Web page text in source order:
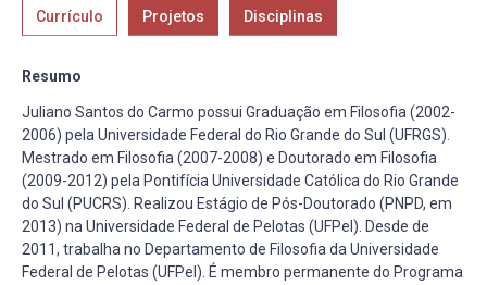
Currículo Projetos Disciplinas
Resumo
Juliano Santos do Carmo possui Graduação em Filosofia (2002-
2006) pela Universidade Federal do Rio Grande do Sul (UFRGS).
Mestrado em Filosofia (2007-2008) e Doutorado em Filosofia
(2009-2012) pela Pontifícia Universidade Católica do Rio Grande
do Sul (PUCRS). Realizou Estágio de Pós-Doutorado (PNPD, em
2013) na Universidade Federal de Pelotas (UFPel). Desde de
2011, trabalha no Departamento de Filosofia da Universidade
Federal de Pelotas (UFPel). É membro permanente do Programa